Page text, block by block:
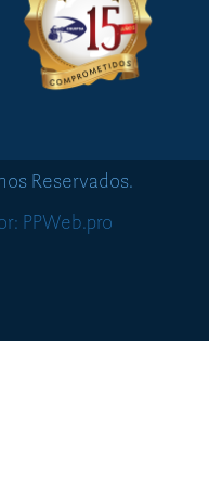
Reservados.
PPWeb.pro